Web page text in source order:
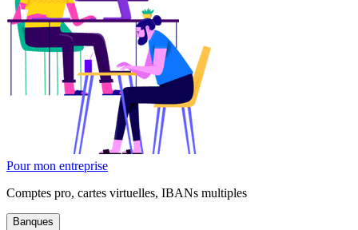
Pour mon entreprise
Comptes pro, cartes virtuelles, IBANs multiples
Banques